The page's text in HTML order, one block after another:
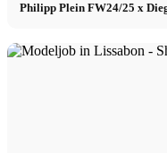
Philipp Plein FW24/25 x